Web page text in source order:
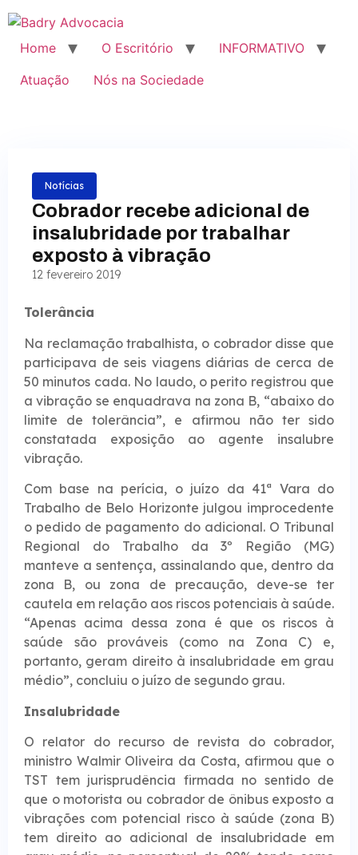
Home O Escritório
INFORMATIVO
Atuação
Nós na Sociedade
Notícias
Cobrador recebe adicional de
insalubridade por trabalhar
exposto à vibração
12 fevereiro 2019
Tolerância
Na reclamação trabalhista, o cobrador disse que
participava de seis viagens diárias de cerca de
50 minutos cada. No laudo, o perito registrou que
a vibração se enquadrava na zona B, “abaixo do
limite de tolerância”, e afirmou não ter sido
constatada exposição ao agente insalubre
vibração.
Com base na perícia, o juízo da 41ª Vara do
Trabalho de Belo Horizonte julgou improcedente
o pedido de pagamento do adicional. O Tribunal
Regional do Trabalho da 3º Região (MG)
manteve a sentença, assinalando que, dentro da
zona B, ou zona de precaução, deve-se ter
cautela em relação aos riscos potenciais à saúde.
“Apenas acima dessa zona é que os riscos à
saúde são prováveis (como na Zona C) e,
portanto, geram direito à insalubridade em grau
médio”, concluiu o juízo de segundo grau.
Insalubridade
O relator do recurso de revista do cobrador,
ministro Walmir Oliveira da Costa, afirmou que o
TST tem jurisprudência firmada no sentido de
que o motorista ou cobrador de ônibus exposto a
vibrações com potencial risco à saúde (zona B)
tem direito ao adicional de insalubridade em